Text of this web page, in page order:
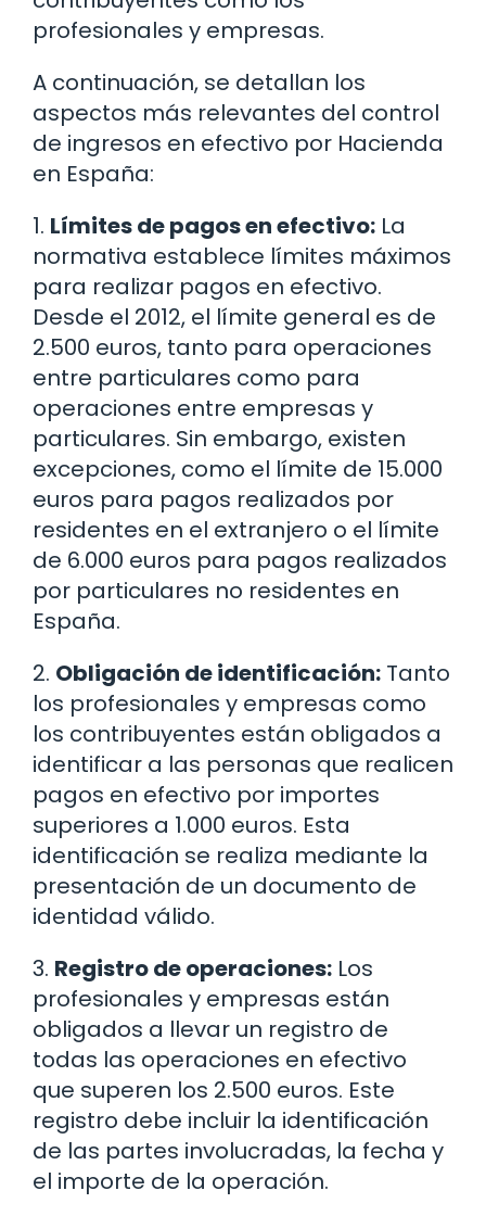
profesionales y empresas.
A continuación, se detallan los
aspectos más relevantes del control
de ingresos en efectivo por Hacienda
en España:
1. Límites de pagos en efectivo: La
normativa establece límites máximos
para realizar pagos en efectivo.
Desde el 2012, el límite general es de
2.500 euros, tanto para operaciones
entre particulares como para
operaciones entre empresas y
particulares. Sin embargo, existen
excepciones, como el límite de 15.000
euros para pagos realizados por
residentes en el extranjero o el límite
de 6.000 euros para pagos realizados
por particulares no residentes en
España.
2. Obligación de identificación: Tanto
los profesionales y empresas como
los contribuyentes están obligados a
identificar a las personas que realicen
pagos en efectivo por importes
superiores a 1.000 euros. Esta
identificación se realiza mediante la
presentación de un documento de
identidad válido.
3. Registro de operaciones: Los
profesionales y empresas están
obligados a llevar un registro de
todas las operaciones en efectivo
que superen los 2.500 euros. Este
registro debe incluir la identificación
de las partes involucradas, la fecha y
el importe de la operación.